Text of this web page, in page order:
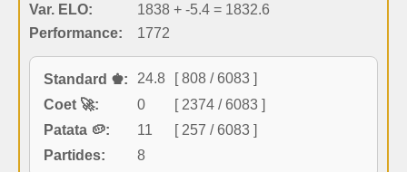
Var. ELO:
1838 + -5.4 = 1832.6
Performance:
1772
Standard ♚: 24.8
[ 808 / 6083 ]
Coet 🚀:
0
[ 2374 / 6083 ]
Patata 🥔:
11
[ 257 / 6083 ]
Partides:
8